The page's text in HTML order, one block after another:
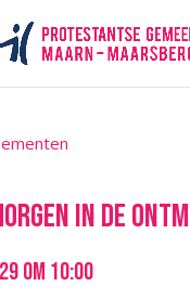
in de
om 10:00